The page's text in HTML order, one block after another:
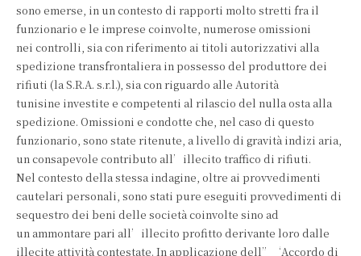
sono emerse, in un contesto di rapporti molto stretti fra il
funzionario e le imprese coinvolte, numerose omissioni
nei controlli, sia con riferimento ai titoli autorizzativi alla
spedizione transfrontaliera in possesso del produttore dei
rifiuti (la S.R.A. s.r.l.), sia con riguardo alle Autorità
tunisine investite e competenti al rilascio del nulla osta alla
spedizione. Omissioni e condotte che, nel caso di questo
funzionario, sono state ritenute, a livello di gravità indizi aria,
un consapevole contributo all’illecito traffico di rifiuti.
Nel contesto della stessa indagine, oltre ai provvedimenti
cautelari personali, sono stati pure eseguiti provvedimenti di
sequestro dei beni delle società coinvolte sino ad
un ammontare pari all’illecito profitto derivante loro dalle
illecite attività contestate. In applicazione dell”‘Accordo di